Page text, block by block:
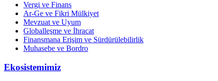
Vergi ve Finans
Ar-Ge ve Fikri Mülkiyet
Mevzuat ve Uyum
Globalleşme ve İhracat
Finansmana Erişim ve Sürdürülebilirlik
Muhasebe ve Bordro
Ekosistemimiz